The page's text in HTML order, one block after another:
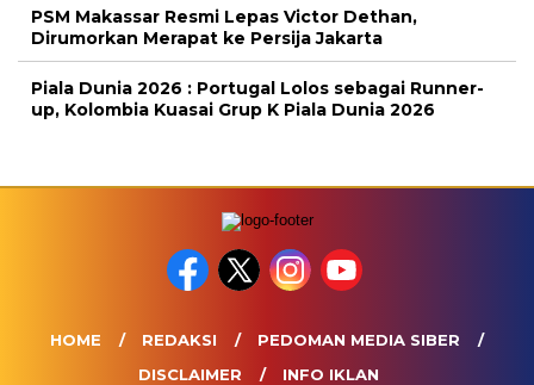
PSM Makassar Resmi Lepas Victor Dethan,
Dirumorkan Merapat ke Persija Jakarta
Piala Dunia 2026 : Portugal Lolos sebagai Runner-
up, Kolombia Kuasai Grup K Piala Dunia 2026
HOME REDAKSI
PEDOMAN MEDIA SIBER
DISCLAIMER
INFO IKLAN